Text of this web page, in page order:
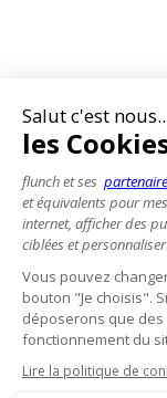
Salut c'est
les
flunch et ses
et équivalents pour
internet, afficher des
ciblées et
Vous pouvez
bouton "Je choisis".
déposerons que
fonctionnement du
Lire la politique de